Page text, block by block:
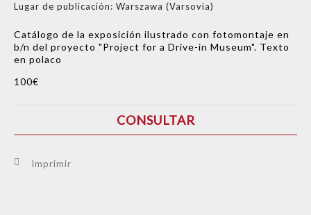
Lugar de publicación: Warszawa (Varsovia)
Catálogo de la exposición ilustrado con fotomontaje en
b/n del proyecto "Project for a Drive-in Museum". Texto
en polaco
100€
CONSULTAR
Imprimir